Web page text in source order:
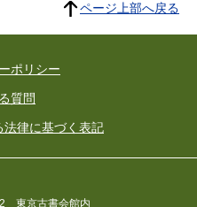
ページ上部へ戻る
ポリシー
質問
法律に基づく表記
東京古書会館内